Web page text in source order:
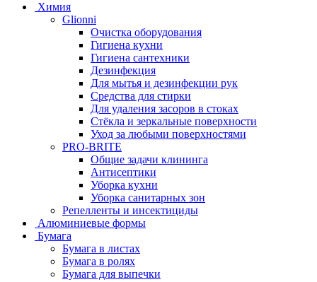
Химия
Glionni
Очистка оборудования
Гигиена кухни
Гигиена сантехники
Дезинфекция
Для мытья и дезинфекции рук
Средства для стирки
Для удаления засоров в стоках
Стёкла и зеркальные поверхности
Уход за любыми поверхностями
PRO-BRITE
Общие задачи клининга
Антисептики
Уборка кухни
Уборка санитарных зон
Репелленты и инсектициды
Алюминиевые формы
Бумага
Бумага в листах
Бумага в ролях
Бумага для выпечки